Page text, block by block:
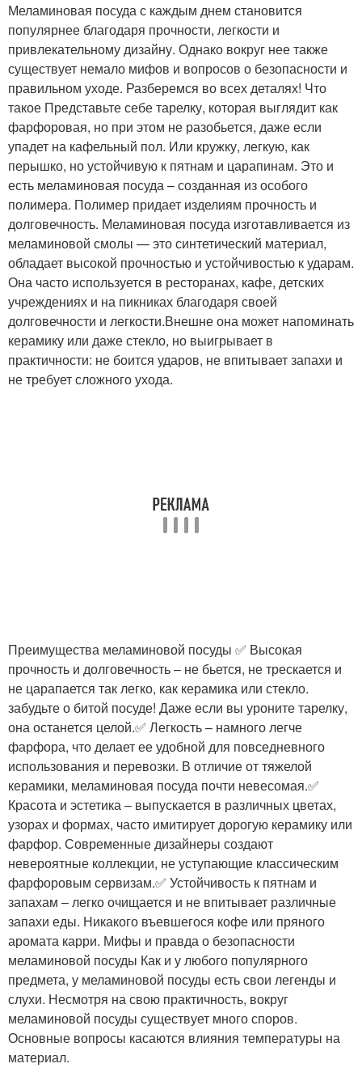
Меламиновая посуда с каждым днем становится
популярнее благодаря прочности, легкости и
привлекательному дизайну. Однако вокруг нее также
существует немало мифов и вопросов о безопасности и
правильном уходе. Разберемся во всех деталях! Что
такое Представьте себе тарелку, которая выглядит как
фарфоровая, но при этом не разобьется, даже если
упадет на кафельный пол. Или кружку, легкую, как
перышко, но устойчивую к пятнам и царапинам. Это и
есть меламиновая посуда – созданная из особого
полимера. Полимер придает изделиям прочность и
долговечность. Меламиновая посуда изготавливается из
меламиновой смолы — это синтетический материал,
обладает высокой прочностью и устойчивостью к ударам.
Она часто используется в ресторанах, кафе, детских
учреждениях и на пикниках благодаря своей
долговечности и легкости.Внешне она может напоминать
керамику или даже стекло, но выигрывает в
практичности: не боится ударов, не впитывает запахи и
не требует сложного ухода.
Преимущества меламиновой посуды ✅ Высокая
прочность и долговечность – не бьется, не трескается и
не царапается так легко, как керамика или стекло.
забудьте о битой посуде! Даже если вы уроните тарелку,
она останется целой.✅ Легкость – намного легче
фарфора, что делает ее удобной для повседневного
использования и перевозки. В отличие от тяжелой
керамики, меламиновая посуда почти невесомая.✅
Красота и эстетика – выпускается в различных цветах,
узорах и формах, часто имитирует дорогую керамику или
фарфор. Современные дизайнеры создают
невероятные коллекции, не уступающие классическим
фарфоровым сервизам.✅ Устойчивость к пятнам и
запахам – легко очищается и не впитывает различные
запахи еды. Никакого въевшегося кофе или пряного
аромата карри. Мифы и правда о безопасности
меламиновой посуды Как и у любого популярного
предмета, у меламиновой посуды есть свои легенды и
слухи. Несмотря на свою практичность, вокруг
меламиновой посуды существует много споров.
Основные вопросы касаются влияния температуры на
материал.